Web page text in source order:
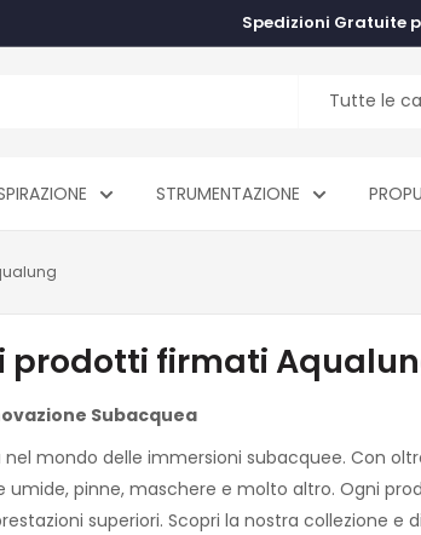
Spedizioni Gratuite
Tutte le
STRUMENTAZIONE
i prodotti firmati
Subacquea
mondo delle immersioni subacquee. Con
pinne, maschere e molto altro. Ogni
superiori. Scopri la nostra collezione